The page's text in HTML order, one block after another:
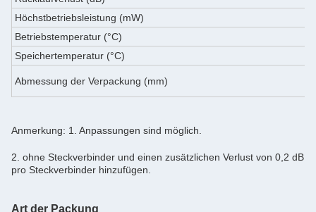
Höchstbetriebsleistung (mW)
Betriebstemperatur (°C)
Speichertemperatur (°C)
Abmessung der Verpackung (mm)
Anmerkung: 1. Anpassungen sind möglich.
2. ohne Steckverbinder und einen zusätzlichen Verlust von 0,2 dB
pro Steckverbinder hinzufügen.
Art der Packung